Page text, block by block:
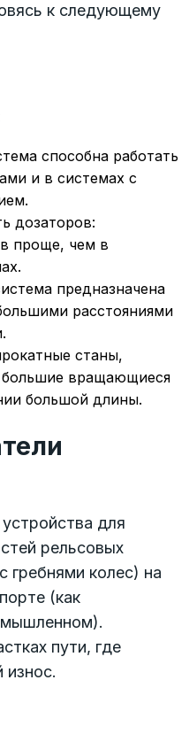
к следующему
способна работать
и в системах с
дозаторов:
проще, чем в
предназначена
расстояниями
станы,
вращающиеся
большой длины.
для
рельсовых
гребнями колес) на
(как
пути, где